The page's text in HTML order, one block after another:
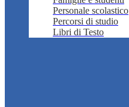
Personale scolastico
Percorsi di studio
Libri di Testo